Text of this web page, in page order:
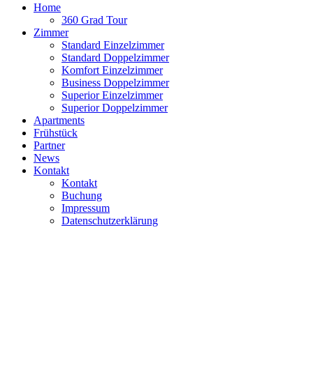
Home
360 Grad Tour
Zimmer
Standard Einzelzimmer
Standard Doppelzimmer
Komfort Einzelzimmer
Business Doppelzimmer
Superior Einzelzimmer
Superior Doppelzimmer
Apartments
Frühstück
Partner
News
Kontakt
Kontakt
Buchung
Impressum
Datenschutzerklärung